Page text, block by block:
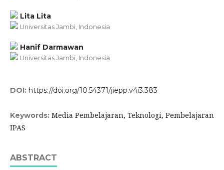
Lita Lita
Universitas Jambi, Indonesia
Hanif Darmawan
Universitas Jambi, Indonesia
DOI: https://doi.org/10.54371/jiepp.v4i3.383
Keywords: Media Pembelajaran, Teknologi, Pembelajaran
IPAS
ABSTRACT